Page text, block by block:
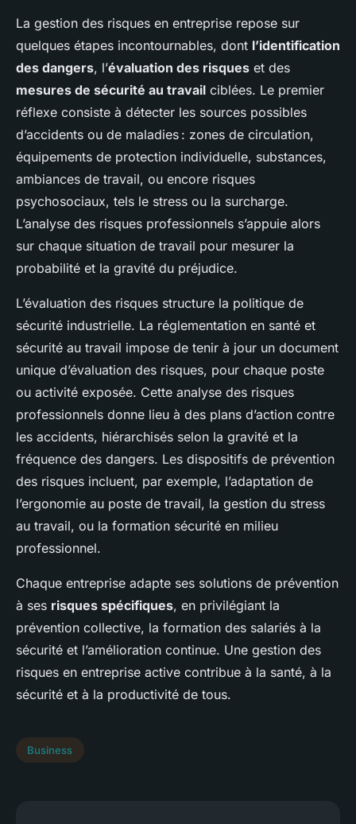
La gestion des risques en entreprise repose sur
quelques étapes incontournables, dont l’identification
des dangers, l’évaluation des risques et des
mesures de sécurité au travail ciblées. Le premier
réflexe consiste à détecter les sources possibles
d’accidents ou de maladies : zones de circulation,
équipements de protection individuelle, substances,
ambiances de travail, ou encore risques
psychosociaux, tels le stress ou la surcharge.
L’analyse des risques professionnels s’appuie alors
sur chaque situation de travail pour mesurer la
probabilité et la gravité du préjudice.
L’évaluation des risques structure la politique de
sécurité industrielle. La réglementation en santé et
sécurité au travail impose de tenir à jour un document
unique d’évaluation des risques, pour chaque poste
ou activité exposée. Cette analyse des risques
professionnels donne lieu à des plans d’action contre
les accidents, hiérarchisés selon la gravité et la
fréquence des dangers. Les dispositifs de prévention
des risques incluent, par exemple, l’adaptation de
l’ergonomie au poste de travail, la gestion du stress
au travail, ou la formation sécurité en milieu
professionnel.
Chaque entreprise adapte ses solutions de prévention
à ses risques spécifiques, en privilégiant la
prévention collective, la formation des salariés à la
sécurité et l’amélioration continue. Une gestion des
risques en entreprise active contribue à la santé, à la
sécurité et à la productivité de tous.
Business